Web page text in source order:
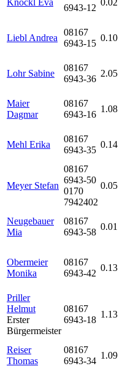
Knöckl Eva
6943-12
0.02
Liebl Andrea
08167
6943-15
0.10
Lohr Sabine
08167
6943-36
2.05
Maier
Dagmar
08167
6943-16
1.08
Mehl Erika
08167
6943-35
0.14
Meyer Stefan
08167
6943-50
0170
7942402
0.05
Neugebauer
Mia
08167
6943-58
0.01
Obermeier
Monika
08167
6943-42
0.13
Priller
Helmut
Erster
Bürgermeister
08167
6943-18
1.13
Reiser
Thomas
08167
6943-34
1.09